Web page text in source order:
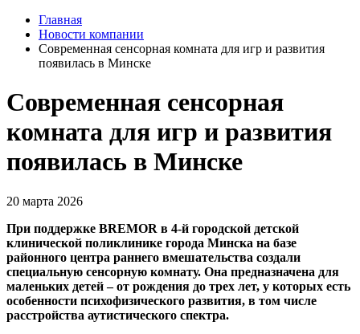
Главная
Новости компании
Современная сенсорная комната для игр и развития
появилась в Минске
Современная сенсорная
комната для игр и развития
появилась в Минске
20 марта 2026
При поддержке BREMOR в 4-й городской детской
клинической поликлинике города Минска на базе
районного центра раннего вмешательства создали
специальную сенсорную комнату. Она предназначена для
маленьких детей – от рождения до трех лет, у которых есть
особенности психофизического развития, в том числе
расстройства аутистического спектра.